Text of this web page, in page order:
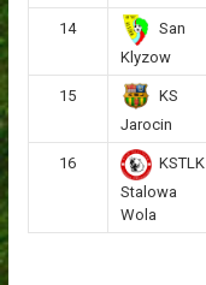
14
San
Klyzow
15
KS
Jarocin
16
KSTLK
Stalowa
Wola